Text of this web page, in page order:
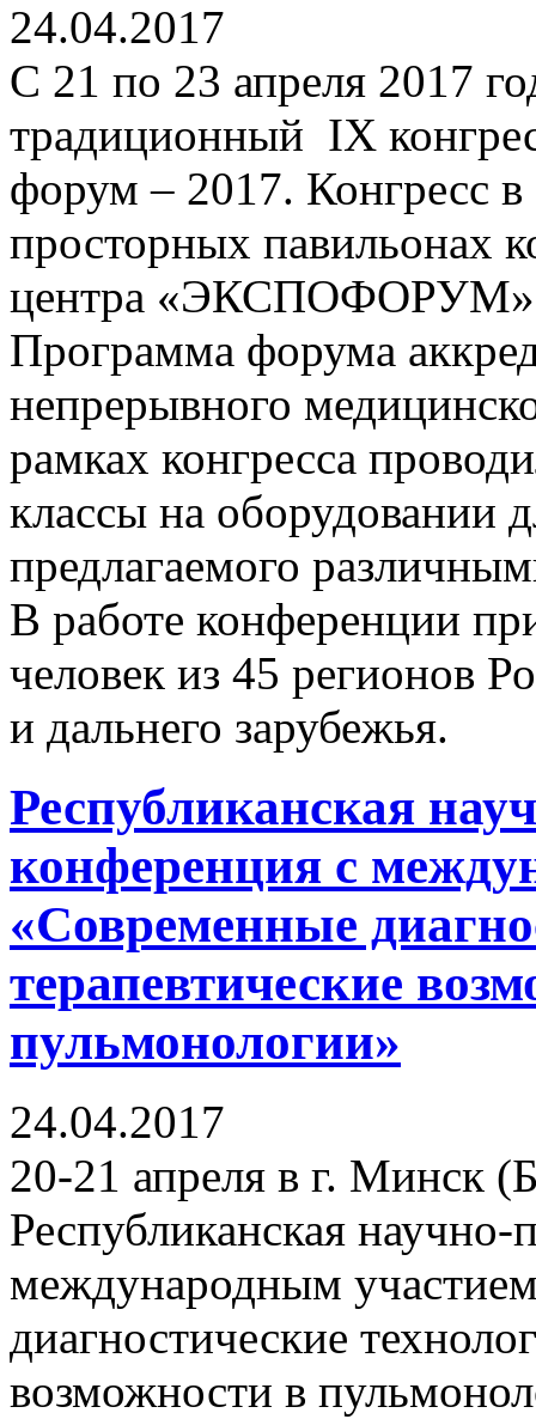
24.04.2017
С 21 по 23 апреля 2017
традиционный IX
форум – 2017. Конгресс в
просторных павильонах
центра
Программа форума
непрерывного
рамках конгресса
классы на оборудовании
предлагаемого
В работе конференции
человек из 45 регионов
и дальнего зарубежья.
Республиканская
конференция с
«Современные
терапевтические
пульмонологии»
24.04.2017
20-21 апреля в г. Минск
Республиканская научно-
международным
диагностические
возможности в